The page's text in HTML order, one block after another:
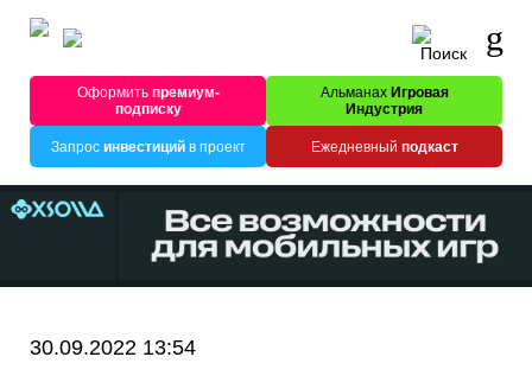
Оформитьпремиум-
подписку
Альманах Игровая
Индустрия
Запрос инвестицийв проект Ежедневный подкаст
30.09.2022 13:54